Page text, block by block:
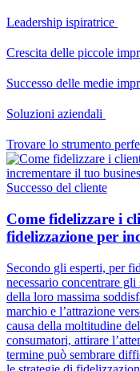
Leadership ispiratrice
Crescita delle piccole
Successo delle medie
Soluzioni aziendali
Trovare lo strumento
Successo del cliente
Come fidelizzare i
fidelizzazione per
Secondo gli esperti, per
necessario concentrare
della loro massima
marchio e l’attrazione
causa della moltitudine
consumatori, attirare
termine può sembrare